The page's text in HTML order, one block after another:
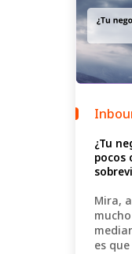
¿Tu
pocos
Mira,
es